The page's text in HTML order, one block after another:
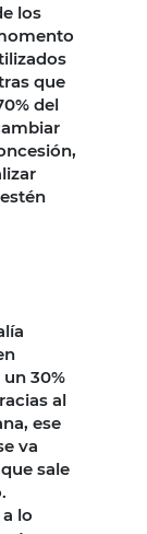
los
que
del
30%
al
ese
va
sale
lo